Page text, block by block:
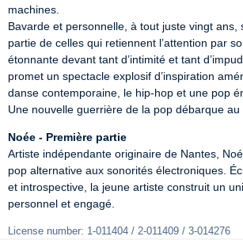
machines.
Bavarde et personnelle, à tout juste vingt ans,
partie de celles qui retiennent l’attention par
étonnante devant tant d’intimité et tant
promet un spectacle explosif d’inspiration
danse contemporaine, le hip‑hop et une pop
Une nouvelle guerrière de la pop débarque au
Noée - Première partie
Artiste indépendante originaire de Nantes,
pop alternative aux sonorités électroniques.
et introspective, la jeune artiste construit un
personnel et engagé.
License number: 1-011404 / 2-011409 / 3-014276